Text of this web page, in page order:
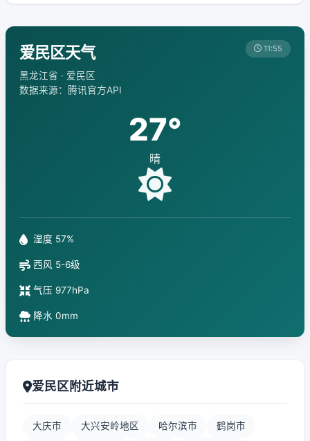
爱民区天气
黑龙江省 · 爱民区
数据来源：腾讯官方API
11:55
27°
晴
湿度 57%
西风 5-6级
气压 977hPa
降水 0mm
爱民区附近城市
大庆市 大兴安岭地区 哈尔滨市 鹤岗市